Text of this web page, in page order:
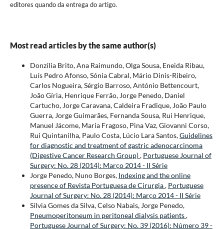
editores quando da entrega do artigo.
Most read articles by the same author(s)
Donzília Brito, Ana Raimundo, Olga Sousa, Eneida Ribau,
Luís Pedro Afonso, Sónia Cabral, Mário Dinis-Ribeiro,
Carlos Nogueira, Sérgio Barroso, António Bettencourt,
João Gíria, Henrique Ferrão, Jorge Penedo, Daniel
Cartucho, Jorge Caravana, Caldeira Fradique, João Paulo
Guerra, Jorge Guimarães, Fernanda Sousa, Rui Henrique,
Manuel Jácome, Maria Fragoso, Pina Vaz, Giovanni Corso,
Rui Quintanilha, Paulo Costa, Lúcio Lara Santos,Guidelines
for diagnostic and treatment of gastric adenocarcinoma
(Digestive Cancer Research Group), Portuguese Journal of
Surgery: No. 28 (2014): Março 2014 - II Série
Jorge Penedo, Nuno Borges, Indexing and the online
presence of Revista Portuguesa de Cirurgia, Portuguese
Journal of Surgery: No. 28 (2014): Março 2014 - II Série
Sílvia Gomes da Silva, Celso Nabais, Jorge Penedo,
Pneumoperitoneum in peritoneal dialysis patients,
Portuguese Journal of Surgery: No. 39 (2016): Número 39 -